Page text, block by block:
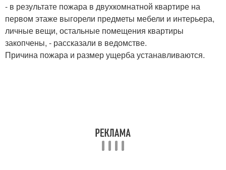
- в результате пожара в двухкомнатной квартире на
первом этаже выгорели предметы мебели и интерьера,
личные вещи, остальные помещения квартиры
закопчены, - рассказали в ведомстве.
Причина пожара и размер ущерба устанавливаются.